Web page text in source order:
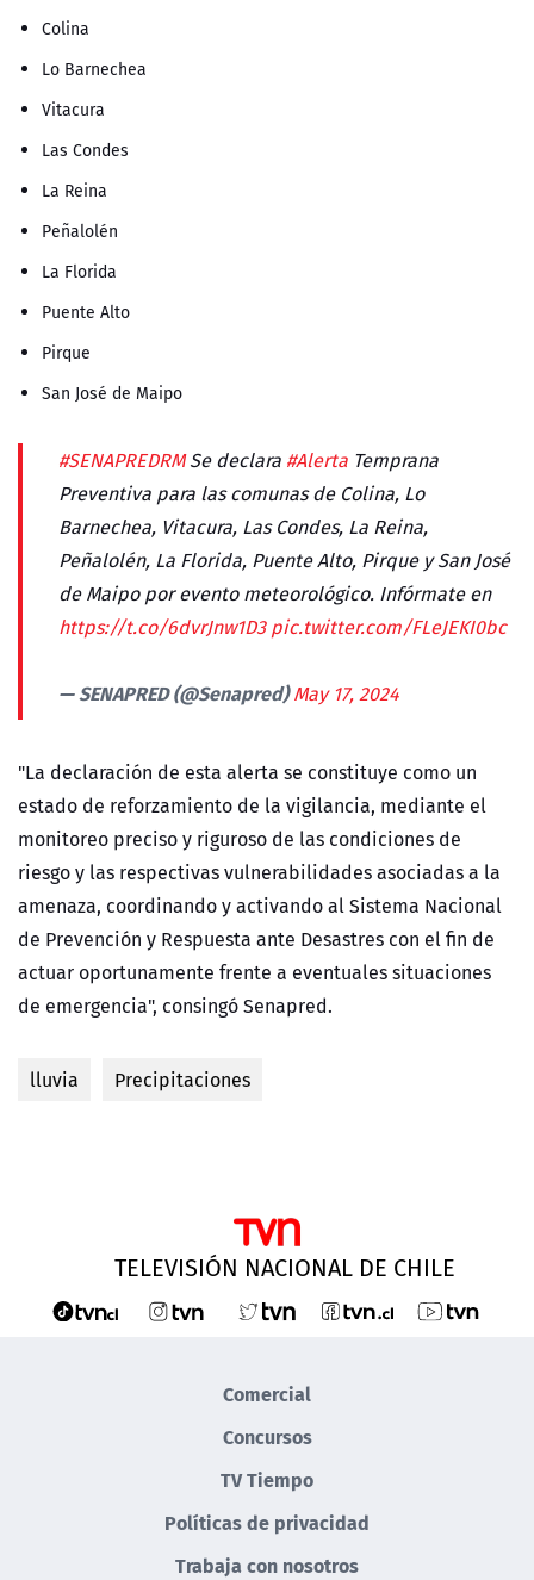
Colina
Lo Barnechea
Vitacura
Las Condes
La Reina
Peñalolén
La Florida
Puente Alto
Pirque
San José de Maipo
#SENAPREDRMSe declara #Alerta Temprana
Preventiva para las comunas de Colina, Lo
Barnechea, Vitacura, Las Condes, La Reina,
Peñalolén, La Florida, Puente Alto, Pirque y San José
de Maipo por evento meteorológico. Infórmate en
https://t.co/6dvrJnw1D3 pic.twitter.com/FLeJEKI0bc
— SENAPRED (@Senapred)May 17, 2024
"La declaración de esta alerta se constituye como un
estado de reforzamiento de la vigilancia, mediante el
monitoreo preciso y riguroso de las condiciones de
riesgo y las respectivas vulnerabilidades asociadas a la
amenaza, coordinando y activando al Sistema Nacional
de Prevención y Respuesta ante Desastres con el fin de
actuar oportunamente frente a eventuales situaciones
de emergencia", consingó Senapred.
lluvia Precipitaciones
TELEVISIÓN NACIONAL DE CHILE
Comercial
Concursos
TV Tiempo
Políticas de privacidad
Trabaja con nosotros